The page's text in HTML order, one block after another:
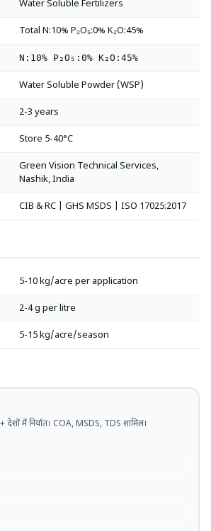
Water Soluble Fertilizers
Total N:10% P₂O₅:0% K₂O:45%
N:10% P₂O₅:0% K₂O:45%
Water Soluble Powder (WSP)
2-3 years
Store 5-40°C
Green Vision Technical Services,
Nashik, India
CIB & RC | GHS MSDS | ISO 17025:2017
5-10 kg/acre per application
2-4 g per litre
5-15 kg/acre/season
देशों में निर्यात। COA, MSDS, TDS शामिल।